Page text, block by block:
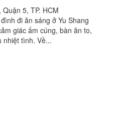
5, TP. HCM
đi ăn sáng ở Yu Shang
giác ấm cúng, bàn ăn to,
nhiệt tình. Về...